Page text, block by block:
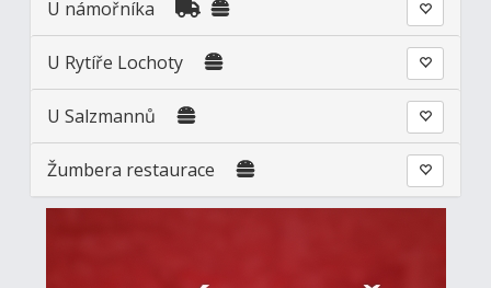
U námořníka
U Rytíře Lochoty
U Salzmannů
Žumbera restaurace